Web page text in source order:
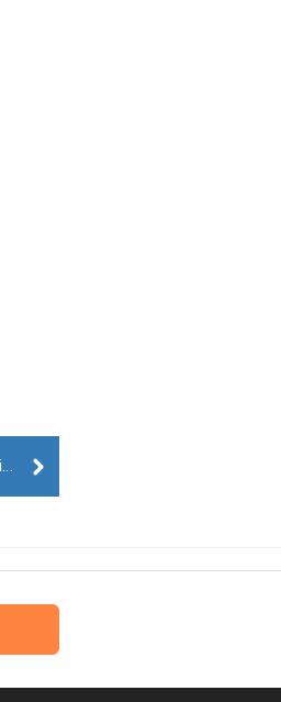
Loja Online da Comissão Vitivinícola Regional da Beira Interior já está online